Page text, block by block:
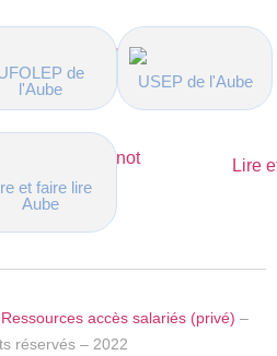
de
l'Aube
USEP de l'Aube
et faire lire
Aube
Ressources accès salariés (privé) –
réservés – 2022